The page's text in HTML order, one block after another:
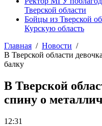
Тверской области
Бойцы из Тверской
Курскую область
Главная
Новости
В Тверской области
балку
В Тверской
спину о
12:31